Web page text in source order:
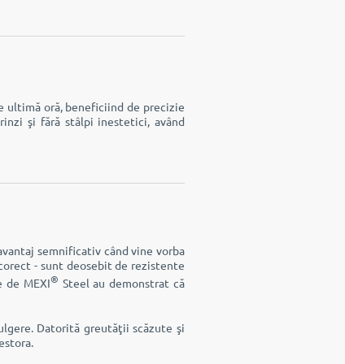
ultimă oră, beneficiind de precizie
şi fără stâlpi inestetici, având
semnificativ când vine vorba
- sunt deosebit de rezistente
de MEXI® Steel au demonstrat că
Datorită greutăţii scăzute şi